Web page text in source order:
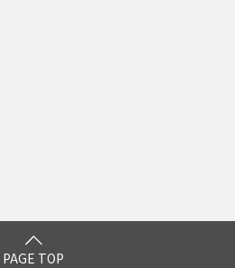
PAGE TOP